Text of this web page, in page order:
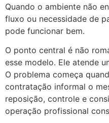
Quando o ambiente não
fluxo ou necessidade de
pode funcionar bem.
O ponto central é não
esse modelo. Ele atende
O problema começa
contratação informal o
reposição, controle e
operação profissional